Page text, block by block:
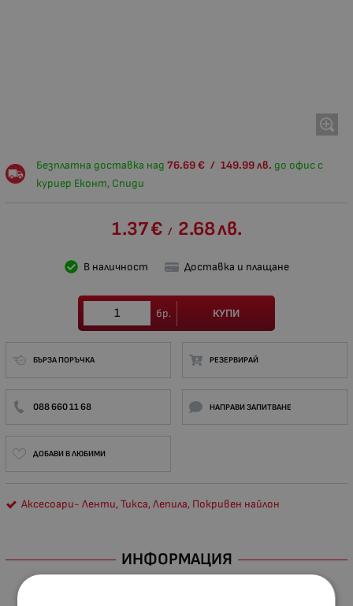
Безплатна доставка над 76.69 € / 149.99 лв. до офис с
куриер Еконт, Спиди
1.37€ / 2.68лв.
В наличност Доставка и плащане
бр. КУПИ
БЪРЗА ПОРЪЧКА РЕЗЕРВИРАЙ
088 660 11 68 НАПРАВИ ЗАПИТВАНЕ
ДОБАВИ В ЛЮБИМИ
Аксесоари- Ленти, Тикса, Лепила, Покривен найлон
ИНФОРМАЦИЯ